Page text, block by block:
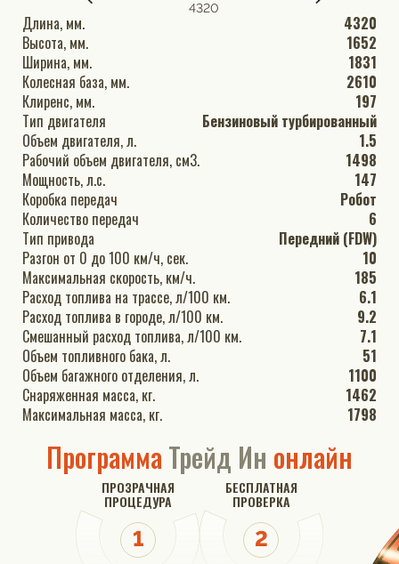
4320
Длина, мм.
4320
Высота, мм.
1652
Ширина, мм.
1831
Колесная база, мм.
2610
Клиренс, мм.
197
Тип двигателя
Бензиновый турбированный
Объем двигателя, л.
1.5
Рабочий объем двигателя, см3.
1498
Мощность, л.с.
147
Коробка передач
Робот
Количество передач
6
Тип привода
Передний (FDW)
Разгон от 0 до 100 км/ч, сек.
10
Максимальная скорость, км/ч.
185
Расход топлива на трассе, л/100 км.
6.1
Расход топлива в городе, л/100 км.
9.2
Смешанный расход топлива, л/100 км.
7.1
Объем топливного бака, л.
51
Объем багажного отделения, л.
1100
Снаряженная масса, кг.
1462
Максимальная масса, кг.
1798
ПрограммаТрейд Ин онлайн
ПРОЗРАЧНАЯ
ПРОЦЕДУРА
БЕСПЛАТНАЯ
ПРОВЕРКА